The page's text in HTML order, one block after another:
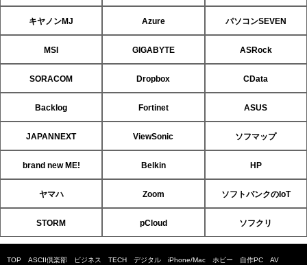
キヤノンMJ Azure パソコンSEVEN
MSI GIGABYTE ASRock
SORACOM Dropbox CData
Backlog Fortinet ASUS
JAPANNEXT ViewSonic ソフマップ
brand new ME! Belkin HP
ヤマハ Zoom ソフトバンクのIoT
STORM pCloud ソフクリ
TOP ASCII倶楽部 ビジネス TECH デジタル iPhone/Mac ホビー 自作PC AV